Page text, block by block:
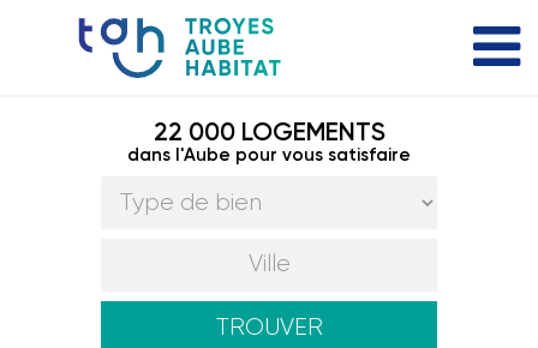
22 000 LOGEMENTS
dans l'Aube pour vous satisfaire
TROUVER